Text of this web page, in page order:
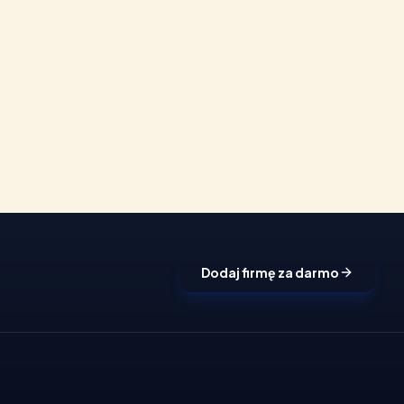
Dodaj firmę za darmo